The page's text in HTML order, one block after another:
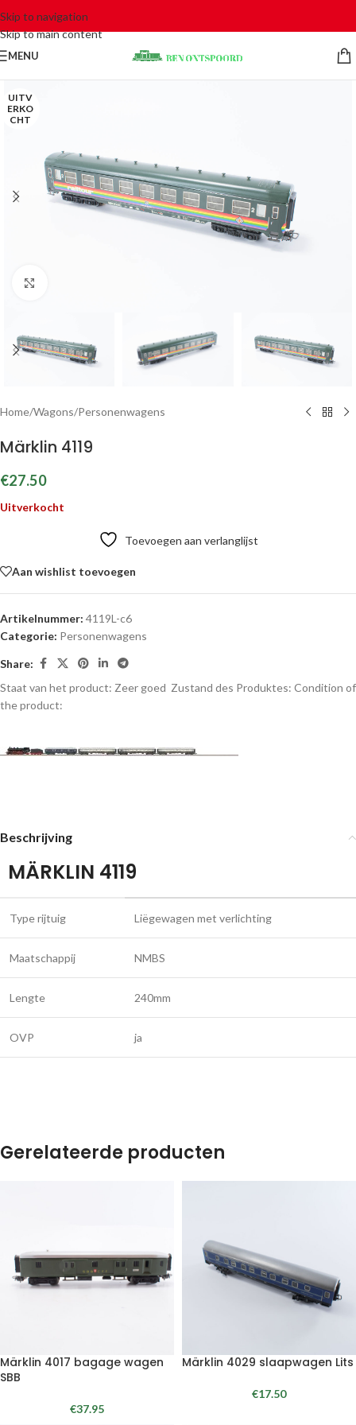
Skip to navigation
Skip to main content
MENU
UITV
ERKO
CHT
Home/Wagons/Personenwagens
Märklin 4119
€27.50
Uitverkocht
Toevoegen aan verlanglijst
Aan wishlist toevoegen
Artikelnummer: 4119L-c6
Categorie: Personenwagens
Share:
Staat van het product: Zeer goed Zustand des Produktes: Condition of
the product:
Beschrijving
MÄRKLIN 4119
Type rijtuig Liëgewagen met verlichting
Maatschappij NMBS
Lengte 240mm
OVP ja
Gerelateerde producten
Märklin 4017 bagage wagen
SBB
€37.95
Märklin 4029 slaapwagen Lits
€17.50